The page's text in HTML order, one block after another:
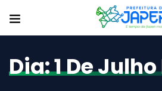
Dia:1 De